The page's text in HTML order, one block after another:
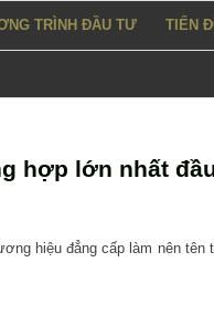
TRÌNH ĐẦU TƯ TIẾN
hợp lớn nhất
hiệu đẳng cấp làm nên tên